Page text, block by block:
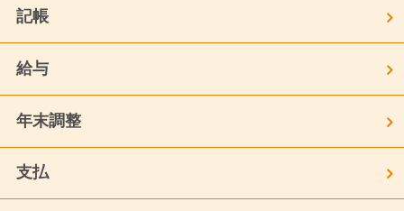
記帳
給与
年末調整
支払